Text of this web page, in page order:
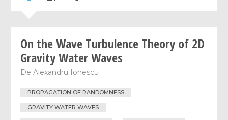
On the Wave Turbulence Theory of 2D
Gravity Water Waves
DeAlexandru Ionescu
PROPAGATION OF RANDOMNESS
GRAVITY WATER WAVES